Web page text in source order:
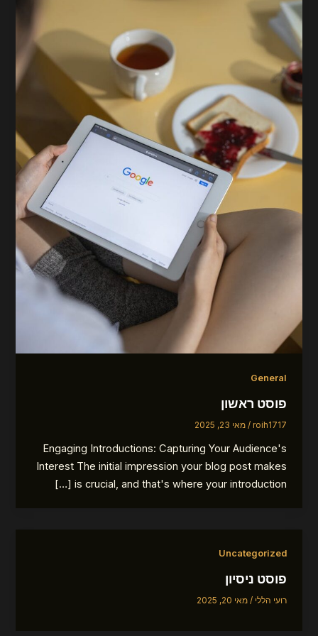
General
פוסט ראשון
roih1717
/מאי 23, 2025
Engaging Introductions: Capturing Your Audience's
Interest The initial impression your blog post makes
is crucial, and that's where your introduction […]
Uncategorized
פוסט ניסיון
רועי הללי/מאי 20, 2025